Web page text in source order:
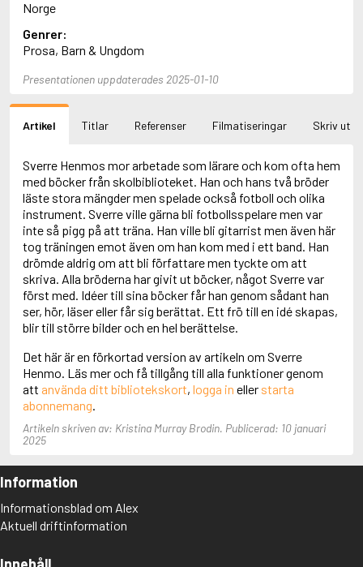
Adbåge, Emma
Adbåge, Lisen
Adelborg, Ottilia
Adiga, Aravind
Adnan, Etel
Adolfsson, Evert
Adolfsson, Gunnar
Adolfsson, Josefine
Adolfsson, Maria
Adolphsen, Peter
Norge
Genrer:
Prosa, Barn & Ungdom
Presentationen uppdaterades 2025-01-10
Artikel Titlar Referenser Filmatiseringar Skriv ut
Sverre Henmos mor arbetade som lärare och kom ofta hem
med böcker från skolbiblioteket. Han och hans två bröder
läste stora mängder men spelade också fotboll och olika
instrument. Sverre ville gärna bli fotbollsspelare men var
inte så pigg på att träna. Han ville bli gitarrist men även här
tog träningen emot även om han kom med i ett band. Han
drömde aldrig om att bli författare men tyckte om att
skriva. Alla bröderna har givit ut böcker, något Sverre var
först med. Idéer till sina böcker får han genom sådant han
ser, hör, läser eller får sig berättat. Ett frö till en idé skapas,
blir till större bilder och en hel berättelse.
Det här är en förkortad version av artikeln om Sverre
Henmo. Läs mer och få tillgång till alla funktioner genom
att använda ditt bibliotekskort, logga in eller starta
abonnemang
Artikeln skriven av: Kristina Murray Brodin. Publicerad: 10 januari
2025
Information
Informationsblad om Alex
Aktuell driftinformation